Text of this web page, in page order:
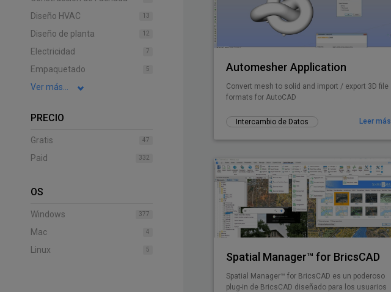
Diseño HVAC 13
Diseño de planta 12
Electricidad 7
Empaquetado 5
Ver más...
PRECIO
Gratis 47
Paid 332
OS
Windows 377
Mac 4
Linux 5
Automesher Application
Convert mesh to solid and import / export 3D file
formats for AutoCAD
Intercambio de Datos Leer más
Spatial Manager™ for BricsCAD
Spatial Manager™ for BricsCAD es un poderoso
plug-in de BricsCAD diseñado para los usuarios